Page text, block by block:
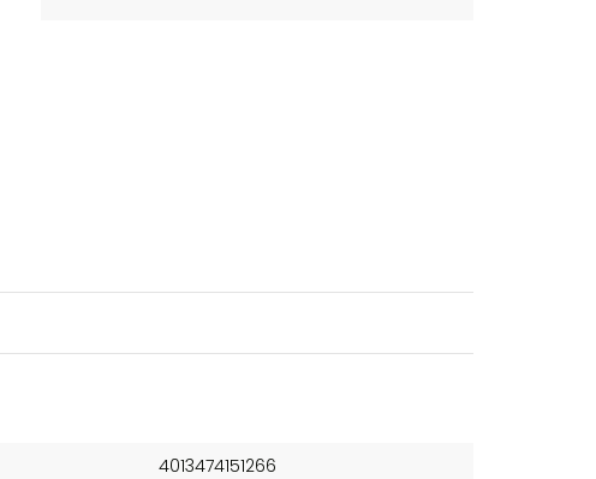
4013474151266